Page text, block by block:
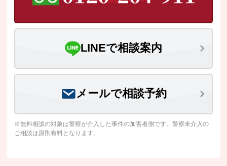
LINEで相談案内
メールで相談予約
※無料相談の対象は警察が介入した事件の加害者側です。警察未介入の
ご相談は原則有料となります。